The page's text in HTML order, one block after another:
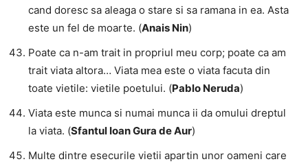
cand doresc sa aleaga o stare si sa ramana in ea. Asta
este un fel de moarte. (Anais Nin)
Poate ca n-am trait in propriul meu corp; poate ca am
trait viata altora… Viata mea este o viata facuta din
toate vietile: vietile poetului. (Pablo Neruda)
Viata este munca si numai munca ii da omului dreptul
la viata. (Sfantul Ioan Gura de Aur)
Multe dintre esecurile vietii apartin unor oameni care